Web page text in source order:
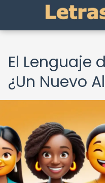
El Lenguaje
¿Un Nuevo